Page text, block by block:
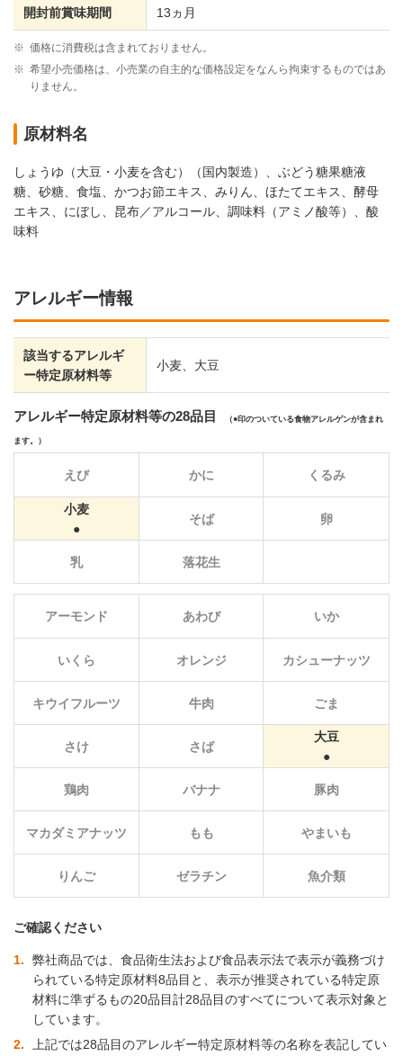
開封前賞味期間 13ヵ月
※ 価格に消費税は含まれておりません。
※ 希望小売価格は、小売業の自主的な価格設定をなんら拘束するものではあ
りません。
原材料名
しょうゆ（大豆・小麦を含む）（国内製造）、ぶどう糖果糖液
糖、砂糖、食塩、かつお節エキス、みりん、ほたてエキス、酵母
エキス、にぼし、昆布／アルコール、調味料（アミノ酸等）、酸
味料
アレルギー情報
該当するアレルギ
ー特定原材料等
小麦、大豆
アレルギー特定原材料等の28品目 （ 印のついている食物アレルゲンが含まれ
ます。）
えび かに くるみ
小麦
そば 卵
乳 落花生
アーモンド あわび いか
いくら オレンジ カシューナッツ
キウイフルーツ 牛肉 ごま
さけ さば
大豆
鶏肉 バナナ 豚肉
マカダミアナッツ もも やまいも
りんご ゼラチン 魚介類
ご確認ください
1
弊社商品では、食品衛生法および食品表示法で表示が義務づけ
られている特定原材料8品目と、表示が推奨されている特定原
材料に準ずるもの20品目計28品目のすべてについて表示対象と
しています。
2
上記では28品目のアレルギー特定原材料等の名称を表記してい